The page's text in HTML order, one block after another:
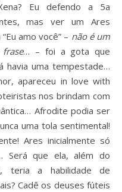
Eu defendo a 5a
mas ver um Ares
amo você” – não é um
… – foi a gota que
havia uma tempestade…
apareceu in love with
nos brindam com
Afrodite podia ser
uma tola sentimental!
Ares inicialmente só
Será que ela, além do
teria a habilidade de
Cadê os deuses fúteis